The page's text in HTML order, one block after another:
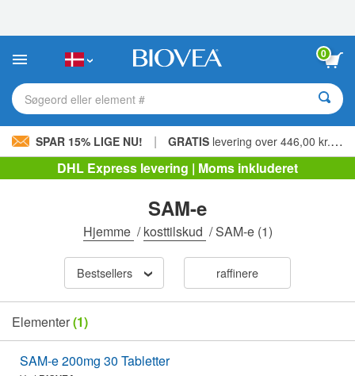
websted
0
Søgeord eller element #
SPAR 15% LIGE NU! | GRATIS levering over 446,00 kr. »
DHL Express levering | Moms inkluderet
SAM-e
Hjemme /kosttilskud /SAM-e(1)
Bestsellers raffinere
Elementer(1)
SAM-e 200mg 30 Tabletter